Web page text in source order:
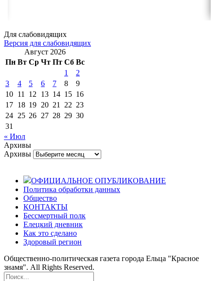
Для слабовидящих
Версия для слабовидящих
Август 2026
Пн Вт Ср Чт Пт Сб Вс
1
2
3
4 5 6 7 8
9
10 11 12 13 14 15 16
17 18 19 20 21 22 23
24 25 26 27 28 29 30
31
« Июл
Архивы
Архивы
ОФИЦИАЛЬНОЕ ОПУБЛИКОВАНИЕ
Политика обработки данных
Общество
КОНТАКТЫ
Бессмертный полк
Елецкий дневник
Как это сделано
Здоровый регион
Общественно-политическая газета города Ельца "Красное
знамя". All Rights Reserved.